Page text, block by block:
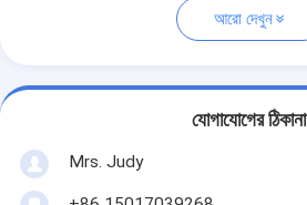
আরো দেখুন
যোগাযোগের ঠিকানা
Mrs. Judy